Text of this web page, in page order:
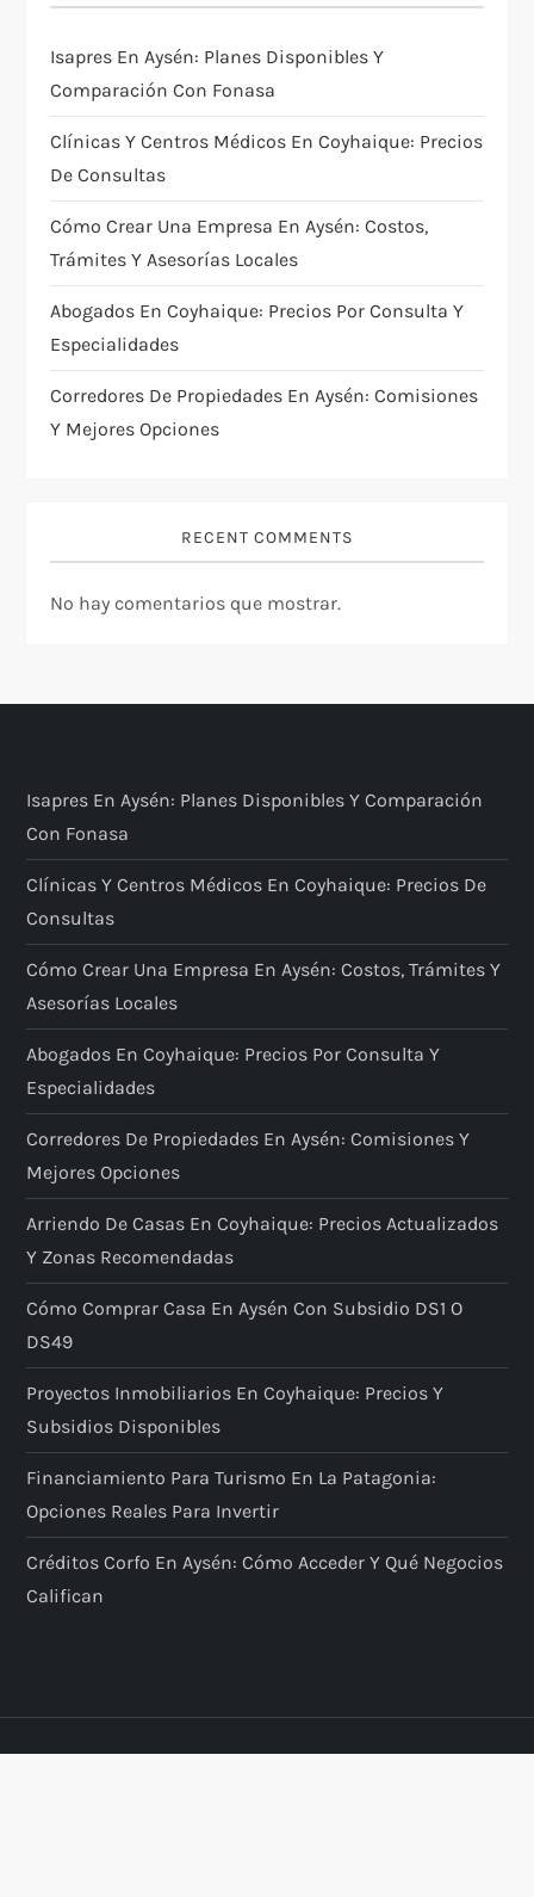
Isapres En Aysén: Planes Disponibles Y
Comparación Con Fonasa
Clínicas Y Centros Médicos En Coyhaique: Precios
De Consultas
Cómo Crear Una Empresa En Aysén: Costos,
Trámites Y Asesorías Locales
Abogados En Coyhaique: Precios Por Consulta Y
Especialidades
Corredores De Propiedades En Aysén: Comisiones
Y Mejores Opciones
RECENT COMMENTS
No hay comentarios que mostrar.
Isapres En Aysén: Planes Disponibles Y Comparación
Con Fonasa
Clínicas Y Centros Médicos En Coyhaique: Precios De
Consultas
Cómo Crear Una Empresa En Aysén: Costos, Trámites Y
Asesorías Locales
Abogados En Coyhaique: Precios Por Consulta Y
Especialidades
Corredores De Propiedades En Aysén: Comisiones Y
Mejores Opciones
Arriendo De Casas En Coyhaique: Precios Actualizados
Y Zonas Recomendadas
Cómo Comprar Casa En Aysén Con Subsidio DS1 O
DS49
Proyectos Inmobiliarios En Coyhaique: Precios Y
Subsidios Disponibles
Financiamiento Para Turismo En La Patagonia:
Opciones Reales Para Invertir
Créditos Corfo En Aysén: Cómo Acceder Y Qué Negocios
Califican